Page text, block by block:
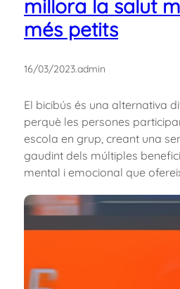
millora la salut
més petits
16/03/2023.admin
El bicibús és una alternativa
perquè les persones
escola en grup, creant una
gaudint dels múltiples
mental i emocional que